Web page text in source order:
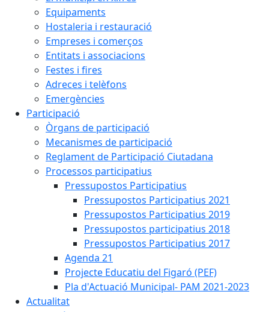
Equipaments
Hostaleria i restauració
Empreses i comerços
Entitats i associacions
Festes i fires
Adreces i telèfons
Emergències
Participació
Òrgans de participació
Mecanismes de participació
Reglament de Participació Ciutadana
Processos participatius
Pressupostos Participatius
Pressupostos Participatius 2021
Pressupostos Participatius 2019
Pressupostos participatius 2018
Pressupostos Participatius 2017
Agenda 21
Projecte Educatiu del Figaró (PEF)
Pla d'Actuació Municipal- PAM 2021-2023
Actualitat